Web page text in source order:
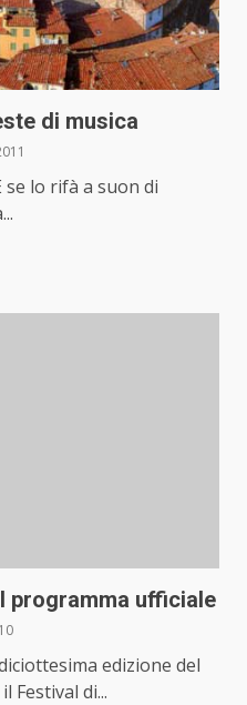
di musica
se lo rifà a suon di
programma ufficiale
edizione del
Festival di...